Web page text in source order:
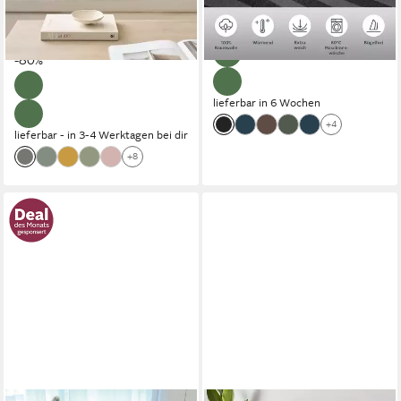
Bestseller, Weich & Stylisch
nur diesen Monat
(9,93 €/ 1 Stk)
-80%
lieferbar - in 3-4 Werktagen bei dir
+8
ab 20,49 € UVP43,99 €
-53%
lieferbar in 6 Wochen
+4